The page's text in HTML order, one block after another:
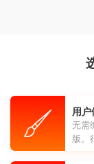
用户
无需
版。